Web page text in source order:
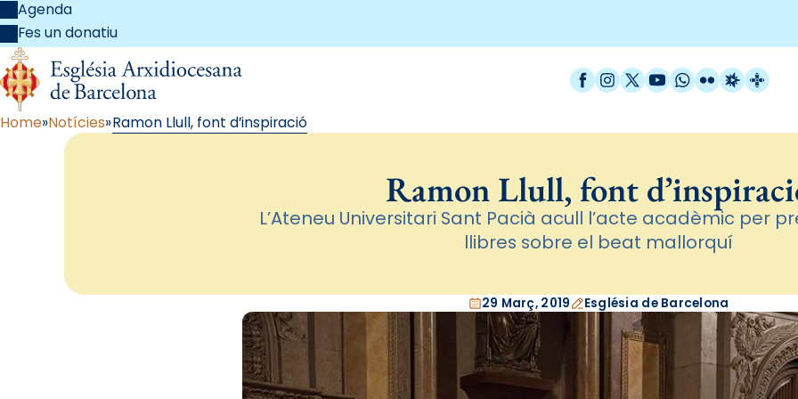
Agenda
Fes un donatiu
Facebook
Instagram
X / Twitter
YouTube
WhatsApp
FlickrRadio
Home Notícies Ramon Llull, font d’inspiració
Ramon Llull, font
L’Ateneu Universitari Sant Pacià acull l’acte acadèmic per
llibres sobre el beat mallorquí
29 Març, 2019 Església de Barcelona